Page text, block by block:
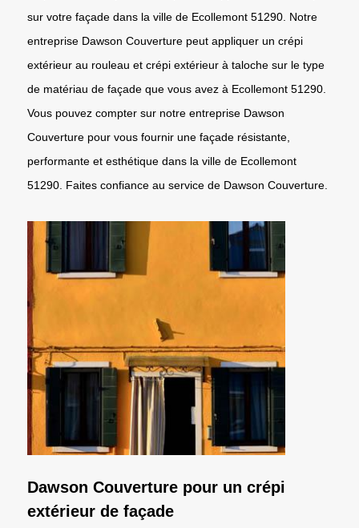
sur votre façade dans la ville de Ecollemont 51290. Notre
entreprise Dawson Couverture peut appliquer un crépi
extérieur au rouleau et crépi extérieur à taloche sur le type
de matériau de façade que vous avez à Ecollemont 51290.
Vous pouvez compter sur notre entreprise Dawson
Couverture pour vous fournir une façade résistante,
performante et esthétique dans la ville de Ecollemont
51290. Faites confiance au service de Dawson Couverture.
Dawson Couverture pour un crépi
extérieur de façade